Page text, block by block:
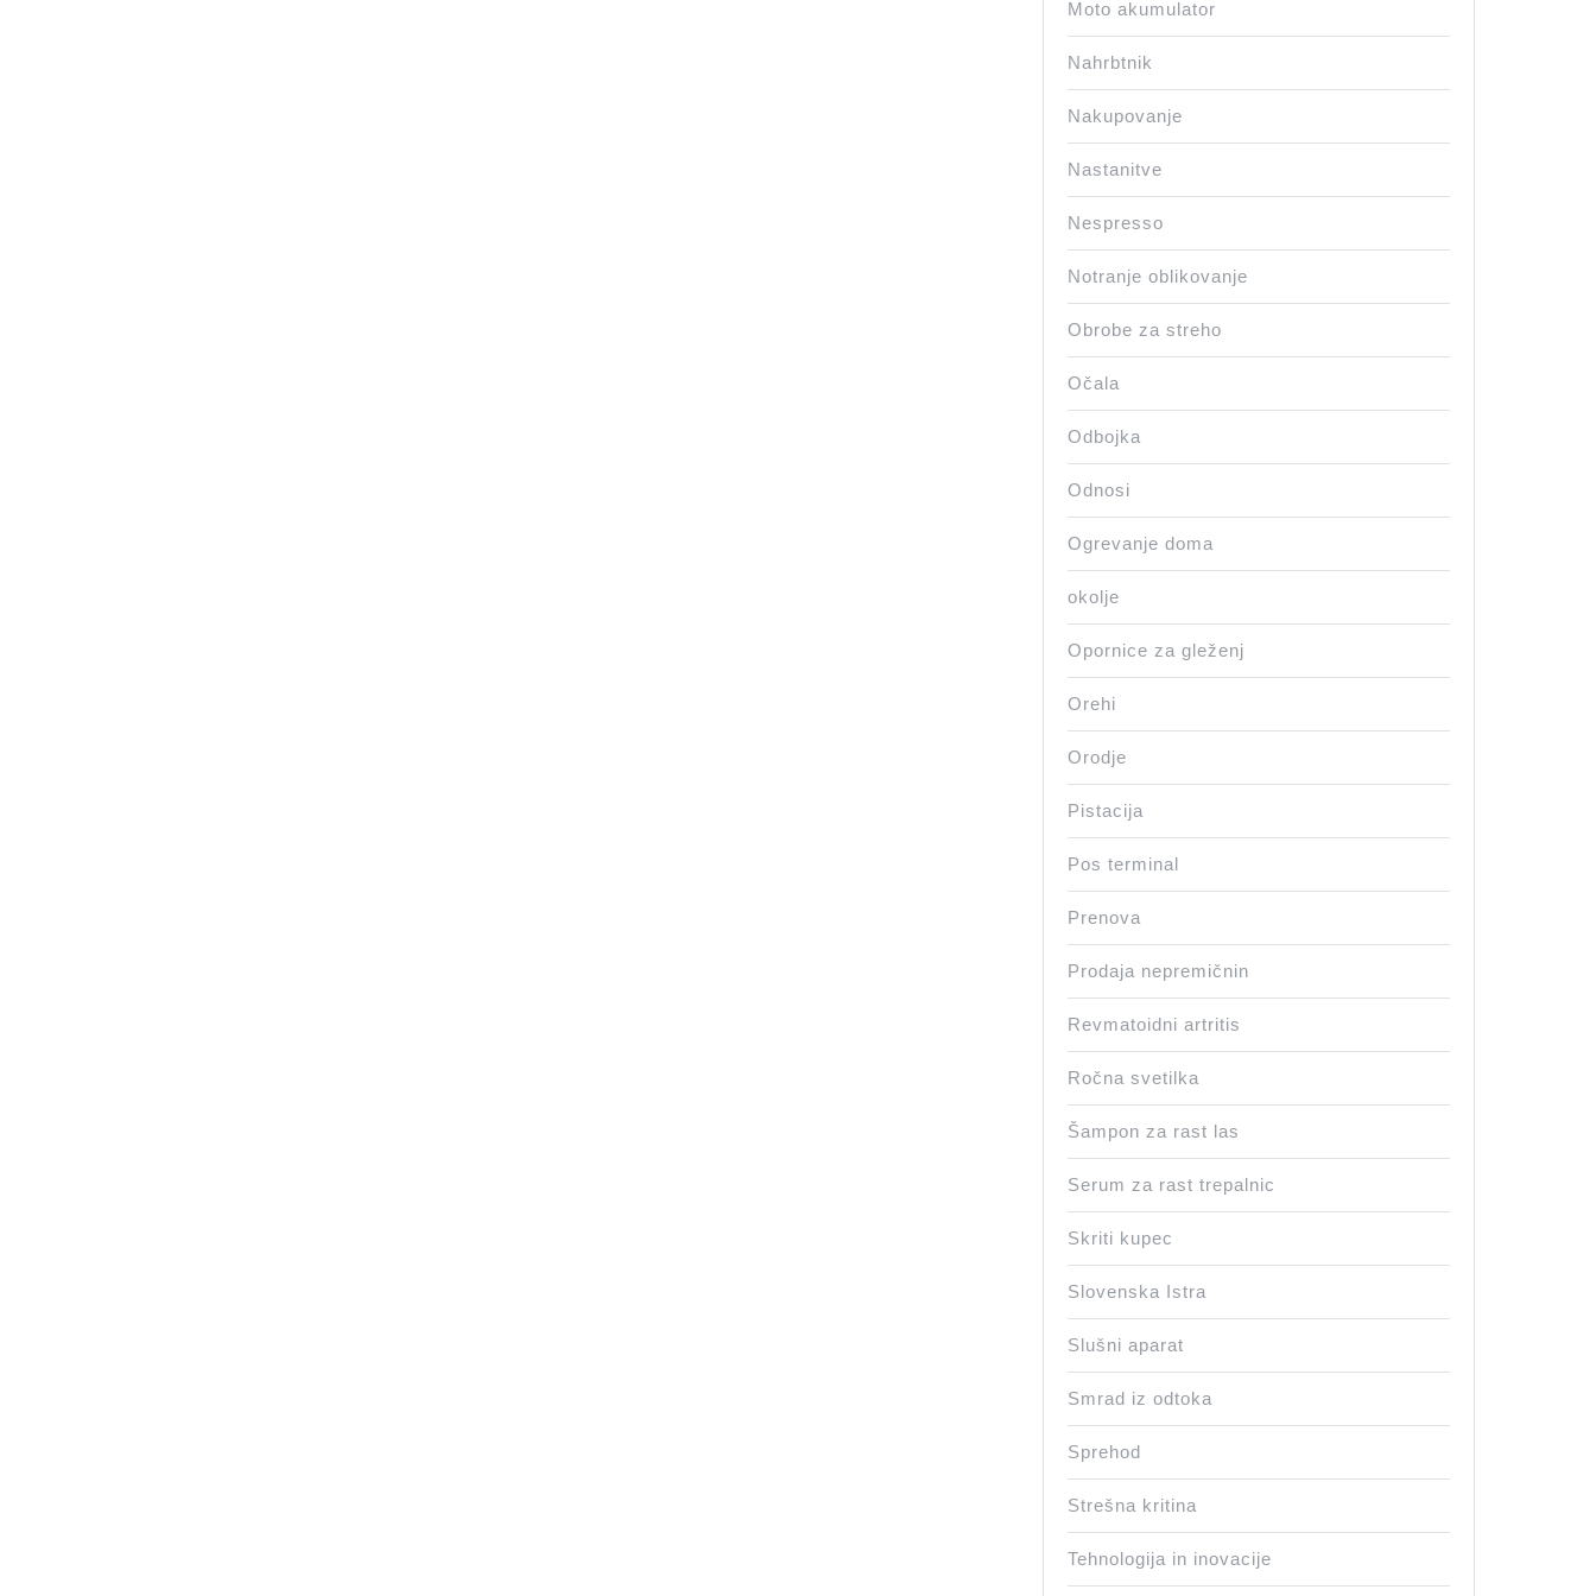
Moto akumulator
Nahrbtnik
Nakupovanje
Nastanitve
Nespresso
Notranje oblikovanje
Obrobe za streho
Očala
Odbojka
Odnosi
Ogrevanje doma
okolje
Opornice za gleženj
Orehi
Orodje
Pistacija
Pos terminal
Prenova
Prodaja nepremičnin
Revmatoidni artritis
Ročna svetilka
Šampon za rast las
Serum za rast trepalnic
Skriti kupec
Slovenska Istra
Slušni aparat
Smrad iz odtoka
Sprehod
Strešna kritina
Tehnologija in inovacije